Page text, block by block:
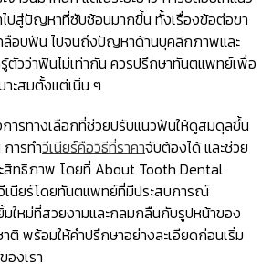
ปสู่ปัญหาที่ซับซ้อนมากขึ้น ทั้งเรื่องข้อต่อขา
ลือบฟัน ไปจนถึงปัญหาด้านบุคลิกภาพและ
ตัวว่าฟันไม่เท่ากัน ควรปรึกษาทันตแพทย์เพื่อ
ะสมตั้งแต่เนิ่น ๆ
รทางเลือกที่ช่วยปรับแนวฟันให้ดูสมดุลขึ้น
การทำวีเนียร์คือวิธีที่ราคาจับต้องได้ และช่วย
สิทธิภาพ โดยที่ About Tooth Dental
วีเนียร์โดยทันตแพทย์ที่มีประสบการณ์
ใหม่ที่สวยงามและกลมกลืนกับรูปหน้าของ
ติ พร้อมให้คำปรึกษาอย่างละเอียดก่อนเริ่ม
องเรา